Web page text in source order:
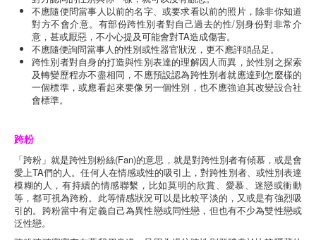
不應隨便問當事人以前的名字、或要求看以前的照片，除非你知道
對方不會介意。有部份跨性別者對自己過去的性/別身份對非常介
意，甚或厭惡，不小心提及可能會對TA造成傷害。
不應隨便詢問當事人的性別或性器官狀況，更不應評頭品足。
跨性別者對自身的打造與性別表達的理解因人而異，於性別之探索
及轉變歷程亦不盡相同，不應預設認為跨性別者就應達到怎麼樣的
一個標準，或應看起來要像另一個性別，也不應強迫其改變設合社
會標準。
跨粉
「跨粉」就是跨性別粉絲(Fan)的意思，就是對跨性別者有傾慕，或是會
愛上TA們的人。任何人在情感或性的吸引上，對跨性別者、或性別表達
模糊的人，有持續的情感聯繫，比如莫明的欣賞、愛慕、迷戀或衝動
等，都可視為跨粉。此等情感狀況可以是比較平淡的，又或是有強烈吸
引的。跨粉當中有定義自己為異性戀或同性戀，但也有不少為雙性戀或
泛性戀。